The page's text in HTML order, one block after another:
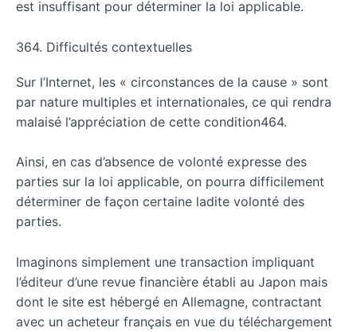
est insuffisant pour déterminer la loi applicable.
364. Difficultés contextuelles
Sur l’Internet, les « circonstances de la cause » sont
par nature multiples et internationales, ce qui rendra
malaisé l’appréciation de cette condition464.
Ainsi, en cas d’absence de volonté expresse des
parties sur la loi applicable, on pourra difficilement
déterminer de façon certaine ladite volonté des
parties.
Imaginons simplement une transaction impliquant
l’éditeur d’une revue financière établi au Japon mais
dont le site est hébergé en Allemagne, contractant
avec un acheteur français en vue du téléchargement